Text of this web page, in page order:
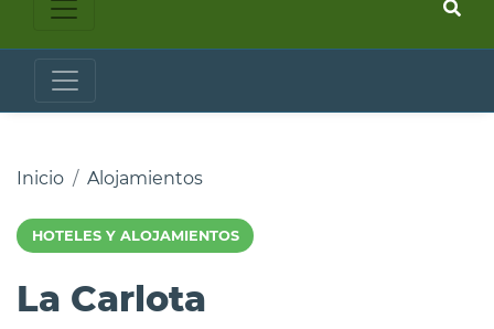
Inicio Alojamientos
HOTELES Y ALOJAMIENTOS
La Carlota